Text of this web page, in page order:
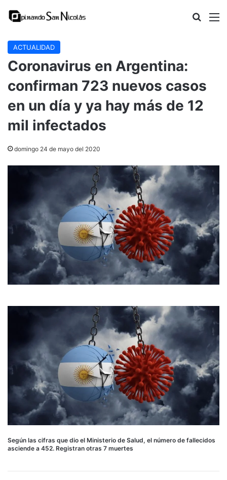
Buscar
ACTUALIDAD
Coronavirus en Argentina:
confirman 723 nuevos casos
en un día y ya hay más de 12
mil infectados
domingo 24 de mayo del 2020
Según las cifras que dio el Ministerio de Salud, el número de fallecidos
asciende a 452. Registran otras 7 muertes